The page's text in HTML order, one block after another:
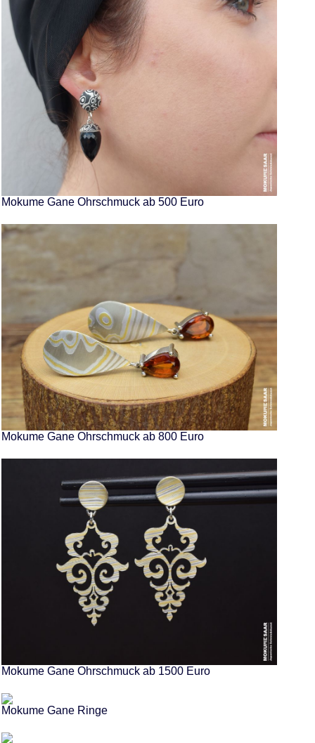
Mokume Gane Ohrschmuck ab 500 Euro
Mokume Gane Ohrschmuck ab 800 Euro
Mokume Gane Ohrschmuck ab 1500 Euro
Mokume Gane Ringe